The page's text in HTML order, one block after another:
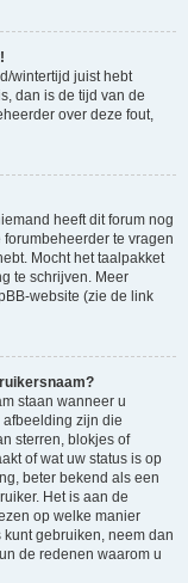
wintertijd juist hebt
dan is de tijd van de
over deze fout,
heeft dit forum nog
te vragen
Mocht het taalpakket
te schrijven. Meer
website (zie de link
staan wanneer u
zijn die
sterren, blokjes of
of wat uw status is op
beter bekend als een
Het is aan de
op welke manier
gebruiken, neem dan
de redenen waarom u